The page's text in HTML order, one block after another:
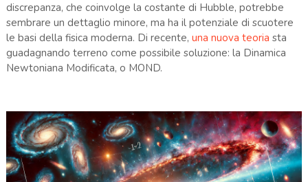
discrepanza, che coinvolge la costante di Hubble, potrebbe
sembrare un dettaglio minore, ma ha il potenziale di scuotere
le basi della fisica moderna. Di recente, una nuova teoria sta
guadagnando terreno come possibile soluzione: la Dinamica
Newtoniana Modificata, o MOND.